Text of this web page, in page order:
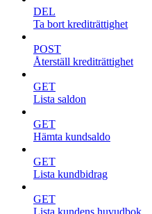
DEL
Ta bort krediträttighet
POST
Återställ krediträttighet
GET
Lista saldon
GET
Hämta kundsaldo
GET
Lista kundbidrag
GET
Lista kundens huvudbok